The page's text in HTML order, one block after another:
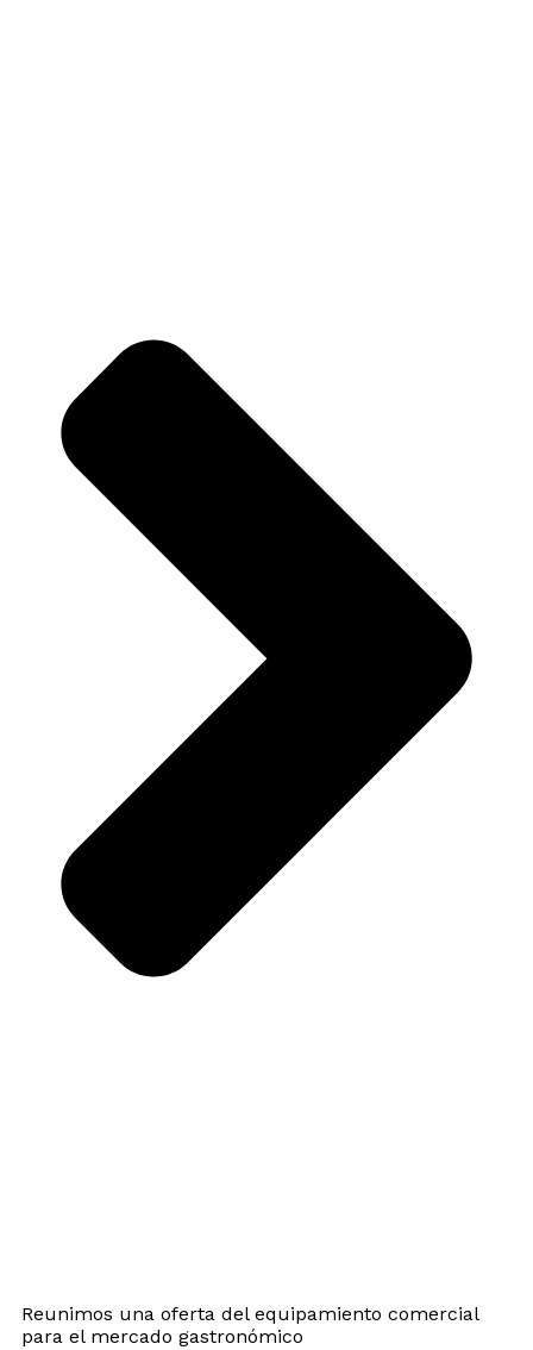
Reunimos una oferta del equipamiento comercial
para el mercado gastronómico